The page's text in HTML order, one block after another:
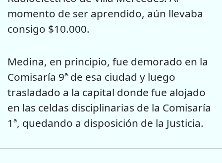
momento de ser aprendido, aún llevaba
consigo $10.000.
Medina, en principio, fue demorado en la
Comisaría 9ª de esa ciudad y luego
trasladado a la capital donde fue alojado
en las celdas disciplinarias de la Comisaría
1ª, quedando a disposición de la Justicia.